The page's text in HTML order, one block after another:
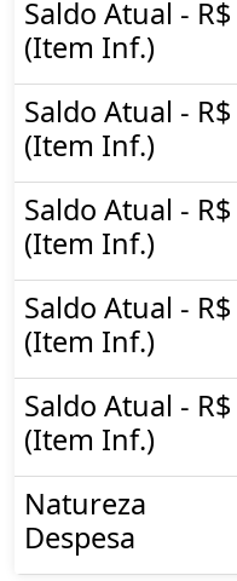
Saldo Atual - R$
(Item Inf.)
Saldo Atual - R$
(Item Inf.)
Saldo Atual - R$
(Item Inf.)
Saldo Atual - R$
(Item Inf.)
Saldo Atual - R$
(Item Inf.)
Natureza
Despesa